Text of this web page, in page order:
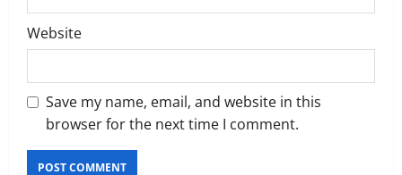
Website
Save my name, email, and website in this
browser for the next time I comment.